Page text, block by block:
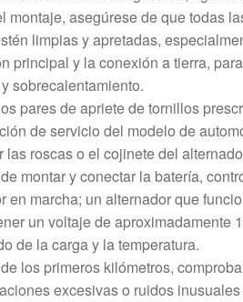
montaje, asegúrese de que todas
limpias y apretadas,
principal y la conexión a tierra,
sobrecalentamiento.
pares de apriete de tornillos
de servicio del modelo de
las roscas o el cojinete del
montar y conectar la batería,
en marcha; un alternador que
un voltaje de aproximadamente
de la carga y la temperatura.
los primeros kilómetros,
excesivas o ruidos